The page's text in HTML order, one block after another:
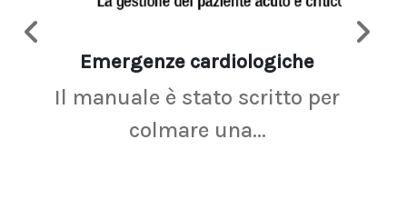
Emergenze cardiologiche
Il manuale è stato scritto per
colmare una...